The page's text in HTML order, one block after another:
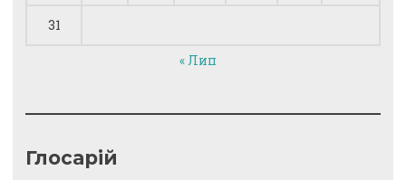
31
« Лип
Глосарій